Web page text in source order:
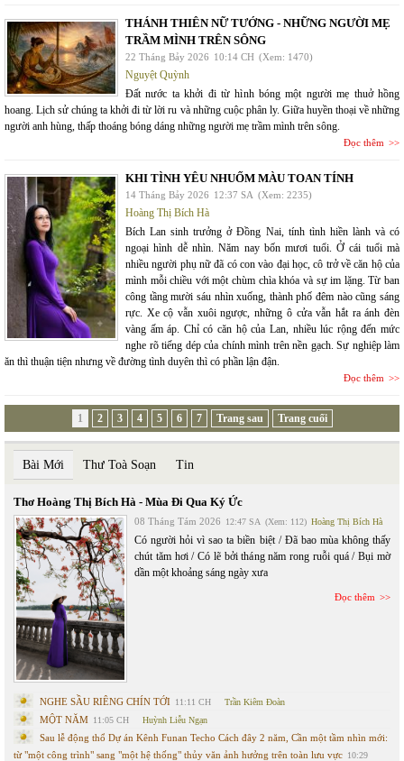
THÁNH THIÊN NỮ TƯỚNG - NHỮNG NGƯỜI MẸ
TRẦM MÌNH TRÊN SÔNG
22 Tháng Bảy 2026 10:14 CH (Xem: 1470)
Nguyệt Quỳnh
Đất nước ta khởi đi từ hình bóng một người mẹ thuở hồng
hoang. Lịch sử chúng ta khởi đi từ lời ru và những cuộc phân ly. Giữa huyền thoại về những
người anh hùng, thấp thoáng bóng dáng những người mẹ trầm mình trên sông.
Đọc thêm
KHI TÌNH YÊU NHUỐM MÀU TOAN TÍNH
14 Tháng Bảy 2026 12:37 SA (Xem: 2235)
Hoàng Thị Bích Hà
Bích Lan sinh trưởng ở Đồng Nai, tính tình hiền lành và có
ngoại hình dễ nhìn. Năm nay bốn mươi tuổi. Ở cái tuổi mà
nhiều người phụ nữ đã có con vào đại học, cô trở về căn hộ của
mình mỗi chiều với một chùm chìa khóa và sự im lặng. Từ ban
công tầng mười sáu nhìn xuống, thành phố đêm nào cũng sáng
rực. Xe cộ vẫn xuôi ngược, những ô cửa vẫn hắt ra ánh đèn
vàng ấm áp. Chỉ có căn hộ của Lan, nhiều lúc rộng đến mức
nghe rõ tiếng dép của chính mình trên nền gạch. Sự nghiệp làm
ăn thì thuận tiện nhưng về đường tình duyên thì có phần lận đận.
Đọc thêm
1 2 3 4 5 6 7 Trang sau Trang cuối
Bài Mới Thư Toà Soạn Tin
Thơ Hoàng Thị Bích Hà - Mùa Đi Qua Ký Ức
08 Tháng Tám 2026 12:47 SA (Xem: 112) Hoàng Thị Bích Hà
Có người hỏi vì sao ta biền biệt / Đã bao mùa không thấy
chút tăm hơi / Có lẽ bởi tháng năm rong ruỗi quá / Bụi mờ
dần một khoảng sáng ngày xưa
Đọc thêm
NGHE SẦU RIÊNG CHÍN TỚI 11:11 CH Trần Kiêm Đoàn
MỘT NĂM 11:05 CH Huỳnh Liễu Ngạn
Sau lễ động thổ Dự án Kênh Funan Techo Cách đây 2 năm, Cần một tầm nhìn mới:
từ "một công trình" sang "một hệ thống" thủy văn ảnh hưởng trên toàn lưu vực 10:29